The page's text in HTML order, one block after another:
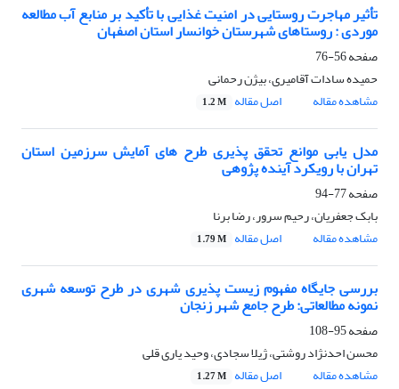
تأثیر مهاجرت روستایی در امنیت غذایی با تأکید بر منابع آب مطالعه
موردی : روستاهای شهرستان خوانسار استان اصفهان
صفحه56-76
حمیده سادات آقامیری، بیژن رحمانی
مشاهده مقاله
اصل مقاله 1.2 M
مدل یابی موانع تحقق پذیری طرح های آمایش سرزمین استان
تهران با رویکرد آینده پژوهی
صفحه77-94
بابک جعفریان، رحیم سرور، رضا برنا
مشاهده مقاله
اصل مقاله 1.79 M
بررسی جایگاه مفهوم زیست پذیری شهری در طرح توسعه شهری
نمونه مطالعاتی: طرح جامع شهر زنجان
صفحه95-108
محسن احدنژاد روشتی، ژیلا سجادی، وحید یاری قلی
مشاهده مقاله
اصل مقاله 1.27 M